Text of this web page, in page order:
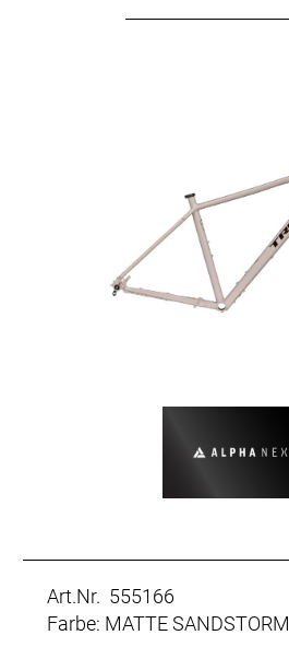
Art.Nr. 555166
Farbe: MATTE SANDSTORM